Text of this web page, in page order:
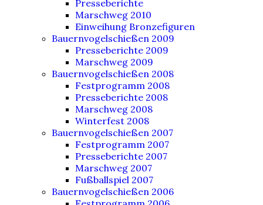
Presseberichte
Marschweg 2010
Einweihung Bronzefiguren
Bauernvogelschießen 2009
Presseberichte 2009
Marschweg 2009
Bauernvogelschießen 2008
Festprogramm 2008
Presseberichte 2008
Marschweg 2008
Winterfest 2008
Bauernvogelschießen 2007
Festprogramm 2007
Presseberichte 2007
Marschweg 2007
Fußballspiel 2007
Bauernvogelschießen 2006